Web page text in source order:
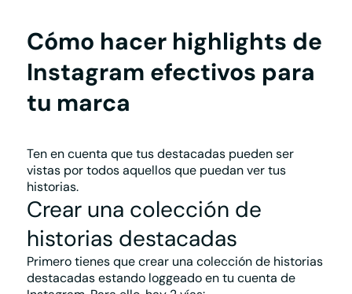
Cómo hacer highlights de
Instagram efectivos para
tu marca
Ten en cuenta que tus destacadas pueden ser
vistas por todos aquellos que puedan ver tus
historias.
Crear una colección de
historias destacadas
Primero tienes quecrear una colección de historias
destacadasestando loggeado en tu cuenta de